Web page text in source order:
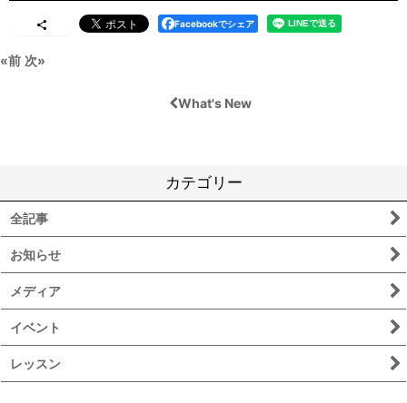
Facebookでシェア
«前 次»
What's New
カテゴリー
全記事
お知らせ
メディア
イベント
レッスン